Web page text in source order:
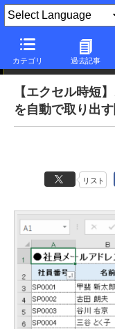
カテゴリ 過去記事
本日のできるネット
【エクセル時短
を自動で取り出
リスト